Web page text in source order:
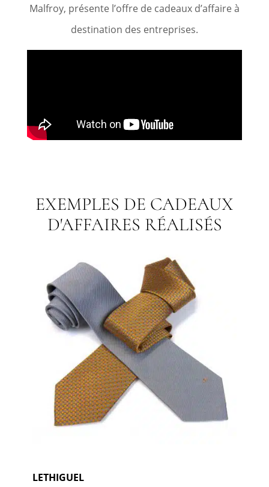
Malfroy, présente l’offre de cadeaux d’affaire à
destination des entreprises.
EXEMPLES DE CADEAUX
D'AFFAIRES RÉALISÉS
LETHIGUEL